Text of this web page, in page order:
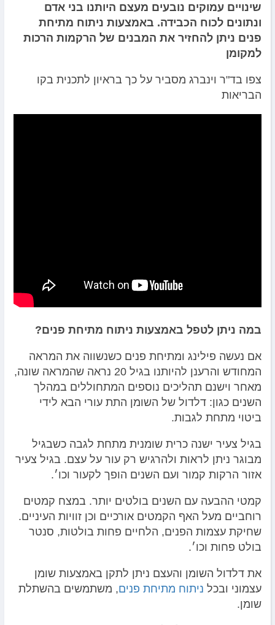
שינויים עמוקים נובעים מעצם היותנו בני אדם
ונתונים לכוח הכבידה. באמצעות ניתוח מתיחת
פנים ניתן להחזיר את המבנים של הרקמות הרכות
למקומן
צפו בד"ר וינברג מסביר על כך בראיון לתכנית בקו
הבריאות
במה ניתן לטפל באמצעות ניתוח מתיחת פנים?
אם נעשה פילינג ומתיחת פנים כשנשווה את המראה
המחודש והרענן להיותנו בגיל 20 נראה שהמראה שונה,
מאחר וישנם תהליכים נוספים המתחוללים במהלך
השנים כגון: דלדול של השומן התת עורי הבא לידי
ביטוי מתחת לגבות.
בגיל צעיר ישנה כרית שומנית מתחת לגבה כשבגיל
מבוגר ניתן לראות ולהרגיש רק עור על עצם. בגיל צעיר
אזור הרקות קמור ועם השנים הופך לקעור וכו׳.
קמטי ההבעה עם השנים בולטים יותר. במצח קמטים
רוחביים מעל האף הקמטים אורכיים וכן זוויות העיניים.
שחיקת עצמות הפנים, הלחיים פחות בולטות, סנטר
בולט פחות וכו׳.
את דלדול השומן והעצם ניתן לתקן באמצעות שומן
עצמוני ובכל ניתוח מתיחת פנים, משתמשים בהשתלת
שומן.